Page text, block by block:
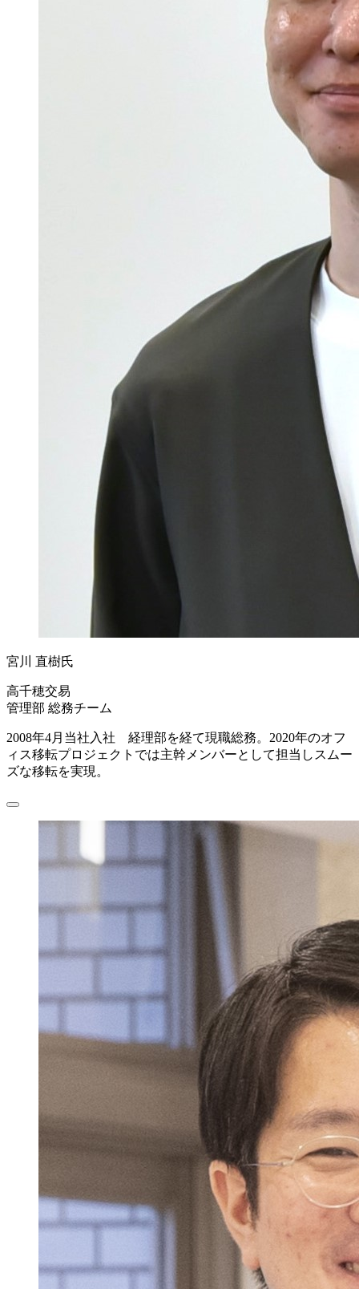
宮川 直樹氏
高千穂交易
管理部 総務チーム
2008年4月当社入社 経理部を経て現職総務。2020年のオフ
ィス移転プロジェクトでは主幹メンバーとして担当しスムー
ズな移転を実現。